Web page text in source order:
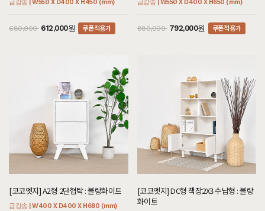
금강송 | W550 X D400 X H450 (mm)
680,000 612,000원 쿠폰적용가
금강송 | W550 X D400 X H650 (mm)
880,000 792,000원 쿠폰적용가
[코코엣지] A2형 2단협탁 : 블랑화이트
금강송 | W400 X D400 X H680 (mm)
[코코엣지] DC형 책장2X3 수납형 : 블랑
화이트